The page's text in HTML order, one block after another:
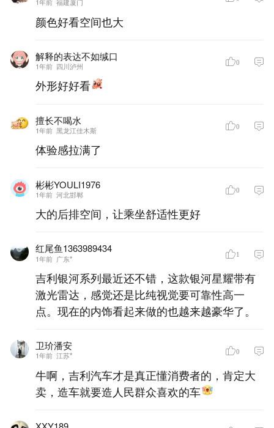
1年前 福建厦门
颜色好看空间也大
解释的表达不如缄口
1年前 四川泸州 0
外形好好看
擅长不喝水
1年前 黑龙江佳木斯 0
体验感拉满了
彬彬YOULI1976
1年前 河北邯郸 0
大的后排空间，让乘坐舒适性更好
红尾鱼1363989434
1年前 广东* 1
吉利银河系列最近还不错，这款银河星耀带有
激光雷达，感觉还是比纯视觉要可靠性高一
点。现在的内饰看起来做的也越来越豪华了。
卫玠潘安
1年前 江苏* 0
牛啊，吉利汽车才是真正懂消费者的，肯定大
卖，造车就要造人民群众喜欢的车